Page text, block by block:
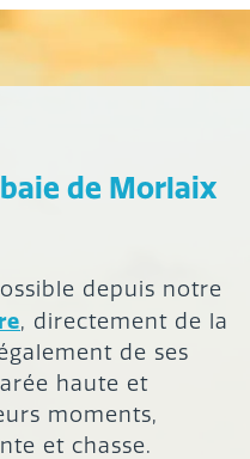
de Morlaix
depuis notre
, directement de la
de ses
haute et
moments,
et chasse.